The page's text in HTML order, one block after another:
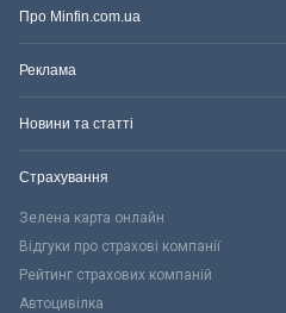
Про Minfin.com.ua
Реклама
Новини та статті
Страхування
Зелена карта онлайн
Відгуки про страхові компанії
Рейтинг страхових компаній
Автоцивілка